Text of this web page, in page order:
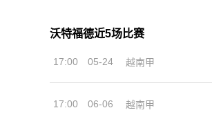
沃特福德近5场比赛
17:00 05-24 越南甲
17:00 06-06 越南甲